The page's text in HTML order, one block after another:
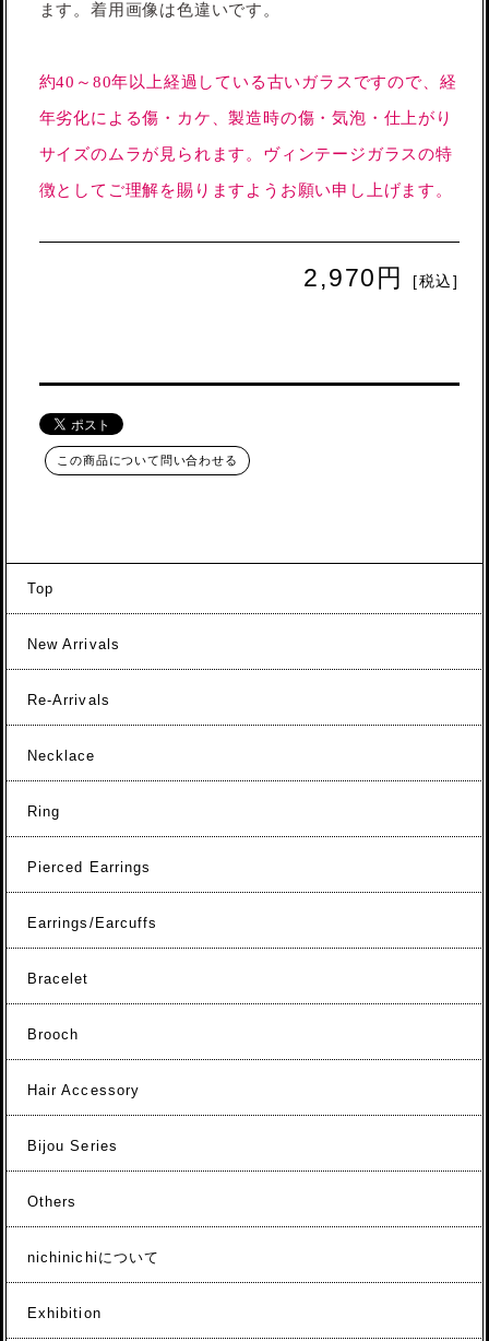
ます。着用画像は色違いです。
約40～80年以上経過している古いガラスですので、経
年劣化による傷・カケ、製造時の傷・気泡・仕上がり
サイズのムラが見られます。ヴィンテージガラスの特
徴としてご理解を賜りますようお願い申し上げます。
2,970円 [税込]
この商品について問い合わせる
Top
New Arrivals
Re-Arrivals
Necklace
Ring
Pierced Earrings
Earrings/Earcuffs
Bracelet
Brooch
Hair Accessory
Bijou Series
Others
nichinichiについて
Exhibition